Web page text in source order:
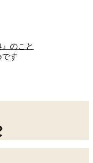
』のこと
です